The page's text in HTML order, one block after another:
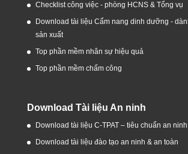
Checklist công việc - phòng HCNS & Tổng vụ
Download tài liệu Cẩm nang dinh dưỡng -
sản xuất
Top phần mềm nhân sự hiệu quả
Top phần mềm chấm công
Download Tài liệu An ninh
Download tài liệu C-TPAT – tiêu chuẩn an
Download tài liệu đào tạo an ninh & an toàn